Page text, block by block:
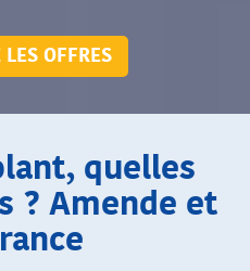
OFFRES
quelles
? Amende et